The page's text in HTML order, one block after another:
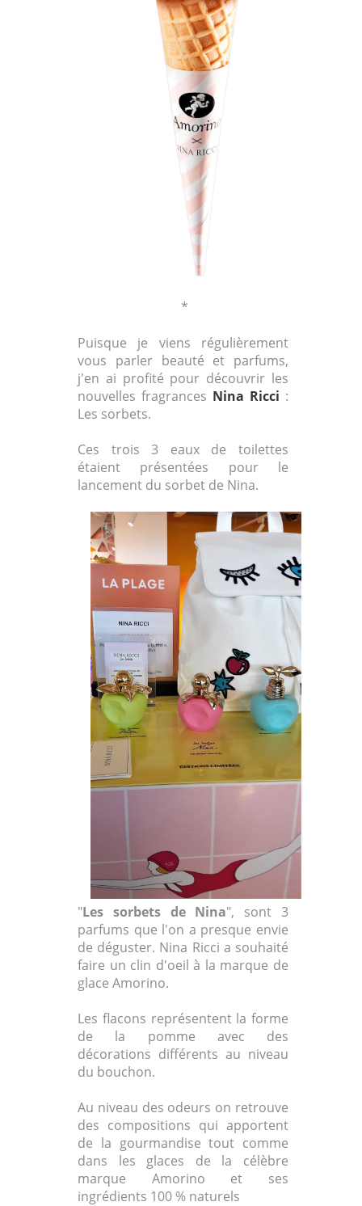
*
Puisque je viens régulièrement
vous parler beauté et parfums,
j'en ai profité pour découvrir les
nouvelles fragrances Nina Ricci :
Les sorbets.
Ces trois 3 eaux de toilettes
étaient présentées pour le
lancement du sorbet de Nina.
"Les sorbets de Nina", sont 3
parfums que l'on a presque envie
de déguster. Nina Ricci a souhaité
faire un clin d'oeil à la marque de
glace Amorino.
Les flacons représentent la forme
de la pomme avec des
décorations différents au niveau
du bouchon.
Au niveau des odeurs on retrouve
des compositions qui apportent
de la gourmandise tout comme
dans les glaces de la célèbre
marque Amorino et ses
ingrédients 100 % naturels